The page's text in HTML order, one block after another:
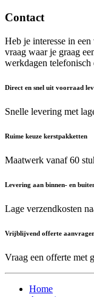
Contact
Heb je interesse in
vraag waar je graag
werkdagen telefonisch
Direct en snel uit voorraad
Snelle levering met
Ruime keuze kerstpakketten
Maatwerk vanaf 60
Levering aan binnen- en
Lage verzendkosten
Vrijblijvend offerte
Vraag een offerte met
Home